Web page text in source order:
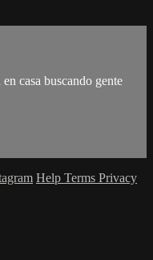
casa buscando gente
Help Terms Privacy